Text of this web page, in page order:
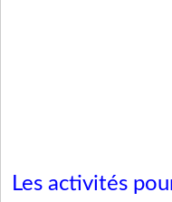
Les activités